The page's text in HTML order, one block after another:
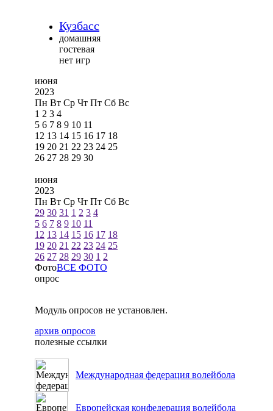
Кузбасс
домашняя
гостевая
нет игр
июня
2023
Пн Вт Ср Чт Пт Сб Вс
1 2 3 4
5 6 7 8 9 10 11
12 13 14 15 16 17 18
19 20 21 22 23 24 25
26 27 28 29 30
июня
2023
Пн Вт Ср Чт Пт Сб Вс
29 30 31 1 2 3 4
5 6 7 8 9 10 11
12 13 14 15 16 17 18
19 20 21 22 23 24 25
26 27 28 29 30 1 2
ФотоВСЕ ФОТО
опрос
Модуль опросов не установлен.
архив опросов
полезные ссылки
Международная федерация волейбола
Европейская конфедерация волейбола